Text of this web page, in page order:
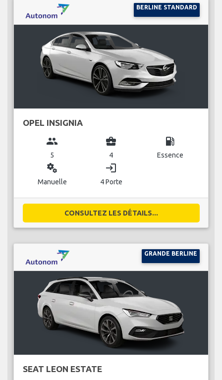
BERLINE STANDARD
OPEL INSIGNIA
group
5
business_center
4
local_gas_station
Essence
miscellaneous_services
Manuelle
login
4 Porte
CONSULTEZ LES DÉTAILS...
GRANDE BERLINE
SEAT LEON ESTATE